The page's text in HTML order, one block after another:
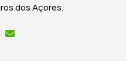
dos Açores.